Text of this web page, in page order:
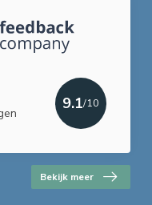
9.1/10
Bekijk meer